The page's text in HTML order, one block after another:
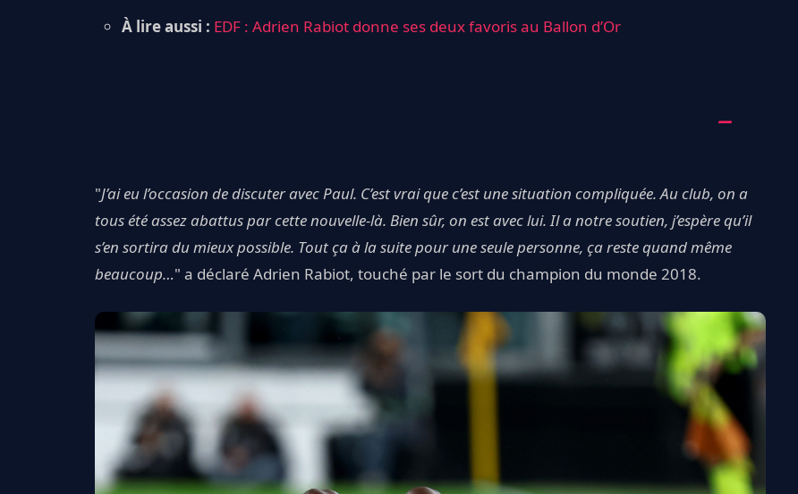
À lire aussi : EDF : Adrien Rabiot donne ses deux favoris au Ballon d’Or
"J’ai eu l’occasion de discuter avec Paul. C’est vrai que c’est une situation compliquée. Au club, on a
tous été assez abattus par cette nouvelle-là. Bien sûr, on est avec lui. Il a notre soutien, j’espère qu’il
s’en sortira du mieux possible. Tout ça à la suite pour une seule personne, ça reste quand même
beaucoup…" a déclaré Adrien Rabiot, touché par le sort du champion du monde 2018.